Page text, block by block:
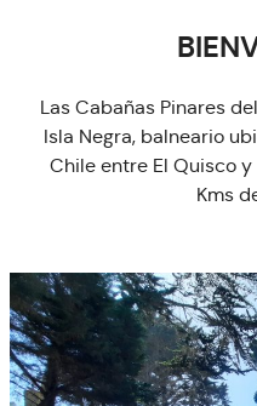
Las Cabañas Pinares
Isla Negra, balneario
Chile entre El Quisco
Kms